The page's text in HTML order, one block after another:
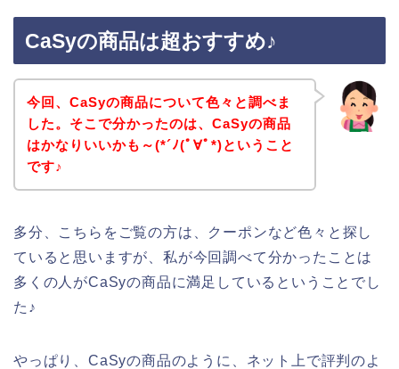
CaSyの商品は超おすすめ♪
今回、CaSyの商品について色々と調べま
した。そこで分かったのは、CaSyの商品
はかなりいいかも～(*´ﾉ(ﾟ∀ﾟ*)ということ
です♪
多分、こちらをご覧の方は、クーポンなど色々と探し
ていると思いますが、私が今回調べて分かったことは
多くの人がCaSyの商品に満足しているということでし
た♪
やっぱり、CaSyの商品のように、ネット上で評判のよ